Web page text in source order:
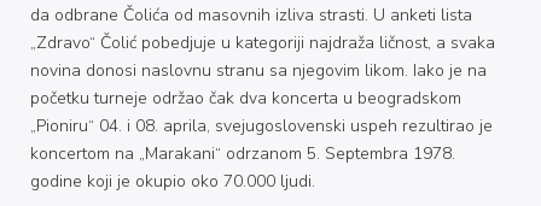
da odbrane Čolića od masovnih izliva strasti. U anketi lista
„Zdravo“ Čolić pobedjuje u kategoriji najdraža ličnost, a svaka
novina donosi naslovnu stranu sa njegovim likom. Iako je na
početku turneje održao čak dva koncerta u beogradskom
„Pioniru“ 04. i 08. aprila, svejugoslovenski uspeh rezultirao je
koncertom na „Marakani“ odrzanom 5. Septembra 1978.
godine koji je okupio oko 70.000 ljudi.